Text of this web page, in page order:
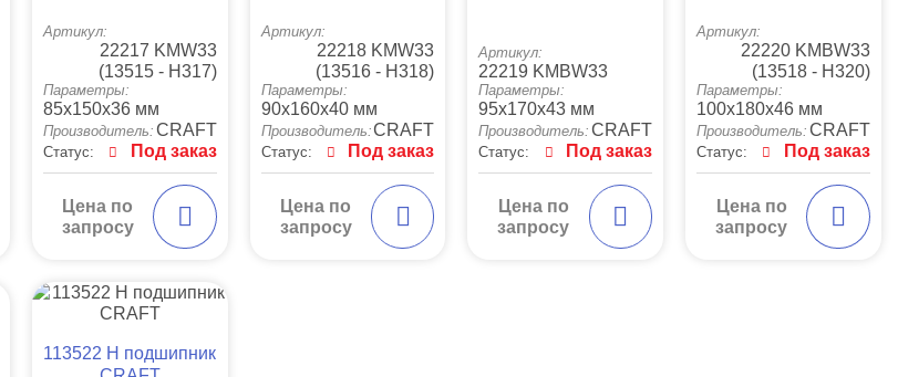
Артикул:
22217 KMW33
(13515 - H317)
Параметры:
85x150x36 мм
Производитель: CRAFT
Статус: Под заказ
Цена по
запросу
Артикул:
22218 KMW33
(13516 - H318)
Параметры:
90x160x40 мм
Производитель:CRAFT
Статус: Под заказ
Цена по
запросу
Артикул:
22219 KMBW33
Параметры:
95x170x43 мм
Производитель: CRAFT
Статус: Под заказ
Цена по
запросу
Артикул:
22220 KMBW33
(13518 - H320)
Параметры:
100x180x46 мм
Производитель: CRAFT
Статус: Под заказ
Цена по
запросу
113522 Н подшипник